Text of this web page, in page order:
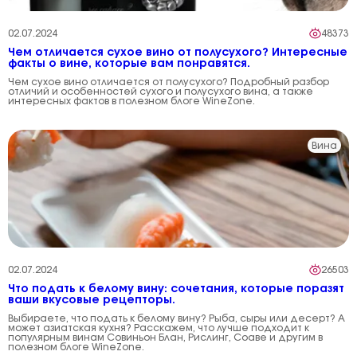
02.07.2024 48373
Чем отличается сухое вино от полусухого? Интересные
факты о вине, которые вам понравятся.
Чем сухое вино отличается от полусухого? Подробный разбор
отличий и особенностей сухого и полусухого вина, а также
интересных фактов в полезном блоге WineZone.
Вина
02.07.2024 26503
Что подать к белому вину: сочетания, которые поразят
ваши вкусовые рецепторы.
Выбираете, что подать к белому вину? Рыба, сыры или десерт? А
может азиатская кухня? Расскажем, что лучше подходит к
популярным винам Совиньон Блан, Рислинг, Соаве и другим в
полезном блоге WineZone.